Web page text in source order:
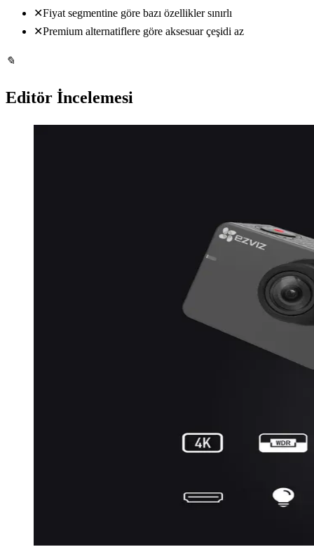
✕Fiyat segmentine göre bazı özellikler sınırlı
✕Premium alternatiflere göre aksesuar çeşidi az
✎
Editör İncelemesi